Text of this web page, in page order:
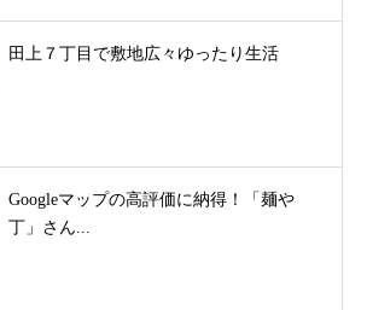
田上７丁目で敷地広々ゆったり生活
Googleマップの高評価に納得！「麺や
丁」さん...